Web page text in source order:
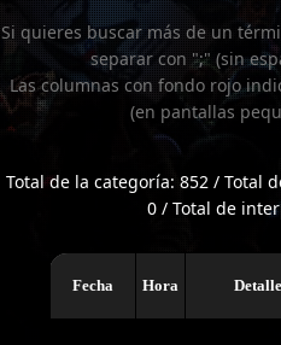
Si quieres buscar más de un
separar con ";" (sin
Las columnas con fondo rojo
(en pantallas
Total de la categoría: 852 / Total
0 / Total de
Fecha Hora Detalle